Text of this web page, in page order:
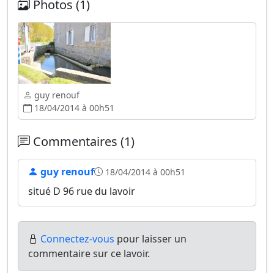
Photos (1)
guy renouf
18/04/2014 à 00h51
Commentaires (1)
guy renouf 18/04/2014 à 00h51
situé D 96 rue du lavoir
Connectez-vous pour laisser un
commentaire sur ce lavoir.